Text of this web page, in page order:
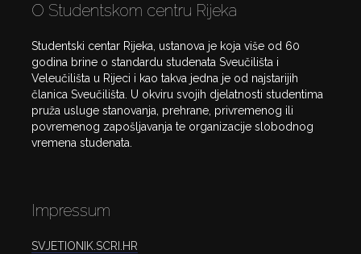
O Studentskom centru Rijeka
Studentski centar Rijeka, ustanova je koja više od 60
godina brine o standardu studenata Sveučilišta i
Veleučilišta u Rijeci i kao takva jedna je od najstarijih
članica Sveučilišta. U okviru svojih djelatnosti studentima
pruža usluge stanovanja, prehrane, privremenog ili
povremenog zapošljavanja te organizacije slobodnog
vremena studenata.
Impressum
SVJETIONIK.SCRI.HR